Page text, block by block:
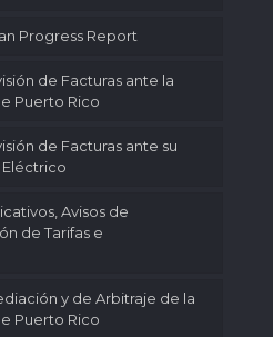
Progress Report
de Facturas ante la
Puerto Rico
de Facturas ante su
Avisos de
de Tarifas e
y de Arbitraje de la
Puerto Rico